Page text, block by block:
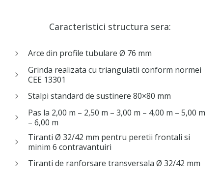
Caracteristici structura sera:
Arce din profile tubulare Ø 76 mm
Grinda realizata cu triangulatii conform normei
CEE 13301
Stalpi standard de sustinere 80×80 mm
Pas la 2,00 m – 2,50 m – 3,00 m – 4,00 m – 5,00 m
– 6,00 m
Tiranti Ø 32/42 mm pentru peretii frontali si
minim 6 contravantuiri
Tiranti de ranforsare transversala Ø 32/42 mm